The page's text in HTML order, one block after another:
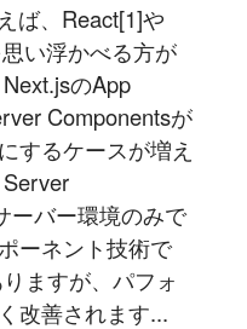
ば、React[1]や
い浮かべる方が
のApp
Componentsが
するケースが増え
ーバー環境のみで
ーネント技術で
ますが、パフォ
改善されます...